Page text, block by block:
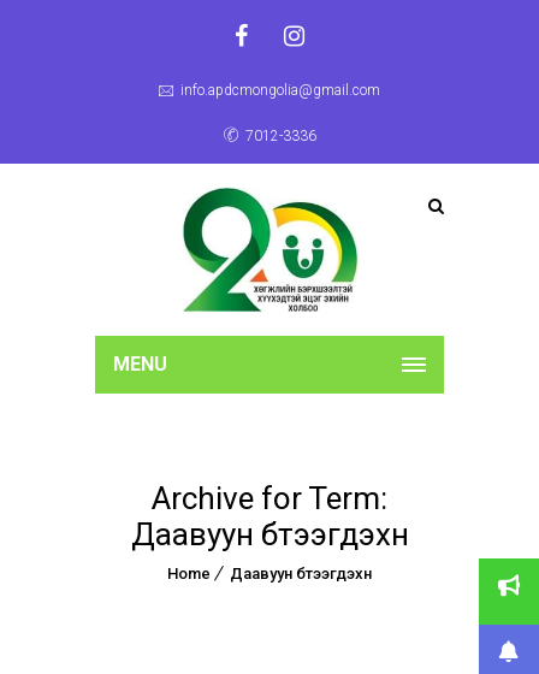
info.apdcmongolia@gmail.com
7012-3336
MENU
Archive for Term:
Даавуун бүтээгдэхүүн
Home Даавуун бүтээгдэхүүн